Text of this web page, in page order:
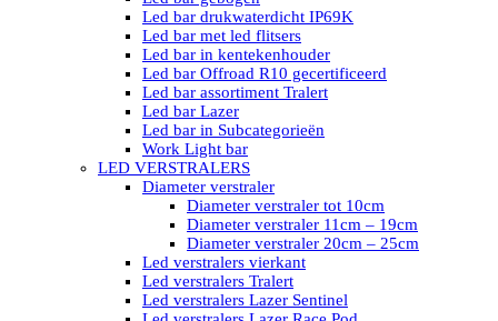
Led bar drukwaterdicht IP69K
Led bar met led flitsers
Led bar in kentekenhouder
Led bar Offroad R10 gecertificeerd
Led bar assortiment Tralert
Led bar Lazer
Led bar in Subcategorieën
Work Light bar
LED VERSTRALERS
Diameter verstraler
Diameter verstraler tot 10cm
Diameter verstraler 11cm – 19cm
Diameter verstraler 20cm – 25cm
Led verstralers vierkant
Led verstralers Tralert
Led verstralers Lazer Sentinel